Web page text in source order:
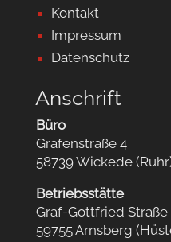
Kontakt
Impressum
Datenschutz
Anschrift
Büro
Grafenstraße 4
58739 Wickede
Betriebsstätte
Graf-Gottfried Straße
59755 Arnsberg